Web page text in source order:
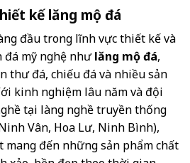
kế lăng mộ đá
đầu trong lĩnh vực thiết kế và
đá mỹ nghệ nhưlăng mộ đá,
thư đá, chiếu đá và nhiều sản
kinh nghiệm lâu năm và đội
tại làng nghề truyền thống
Vân, Hoa Lư, Ninh Bình),
mang đến những sản phẩm chất